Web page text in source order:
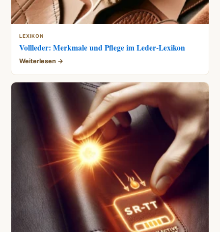
LEXIKON
Vollleder: Merkmale und Pflege im Leder-Lexikon
Weiterlesen →